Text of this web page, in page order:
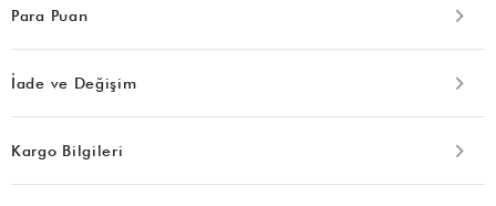
Para Puan
İade ve Değişim
Kargo Bilgileri